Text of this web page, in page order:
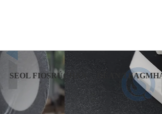
SEOL FIOSRÚCHÁN DÉAN